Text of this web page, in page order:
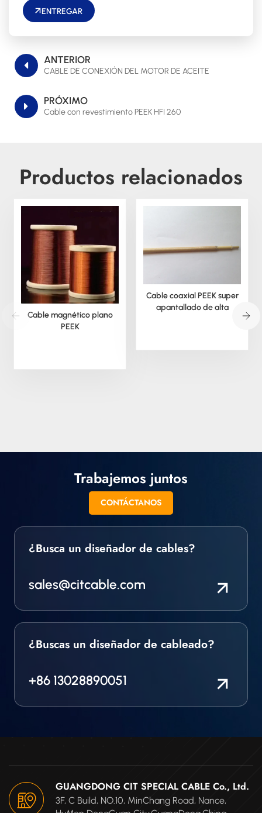
ENTREGAR
ANTERIOR
CABLE DE CONEXIÓN DEL MOTOR DE ACEITE
PRÓXIMO
Cable con revestimiento PEEK HFI 260
Productos relacionados
Cable magnético plano
PEEK
Cable coaxial PEEK super
apantallado de alta
Trabajemos juntos
CONTÁCTANOS
¿Busca un diseñador de cables?
sales@citcable.com
¿Buscas un diseñador de cableado?
+86 13028890051
GUANGDONG CIT SPECIAL CABLE Co., Ltd.
3F, C Build, NO.10, MinChang Road, Nance,